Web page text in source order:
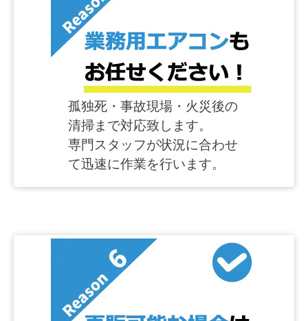
孤独死・事故現場・火災後の
清掃まで対応致します。
専門スタッフが状況に合わせ
て迅速に作業を行います。